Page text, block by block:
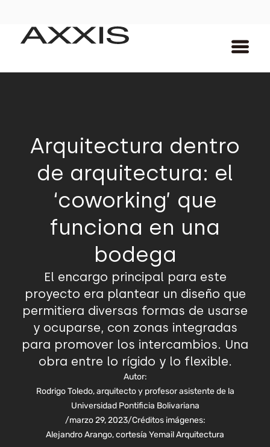
Arquitectura dentro
de arquitectura: el
‘coworking’ que
funciona en una
bodega
El encargo principal para este
proyecto era plantear un diseño que
permitiera diversas formas de usarse
y ocuparse, con zonas integradas
para promover los intercambios. Una
obra entre lo rígido y lo flexible.
Autor:
Rodrigo Toledo, arquitecto y profesor asistente de la
Universidad Pontificia Bolivariana
/marzo 29, 2023/Créditos imágenes:
Alejandro Arango, cortesía Yemail Arquitectura